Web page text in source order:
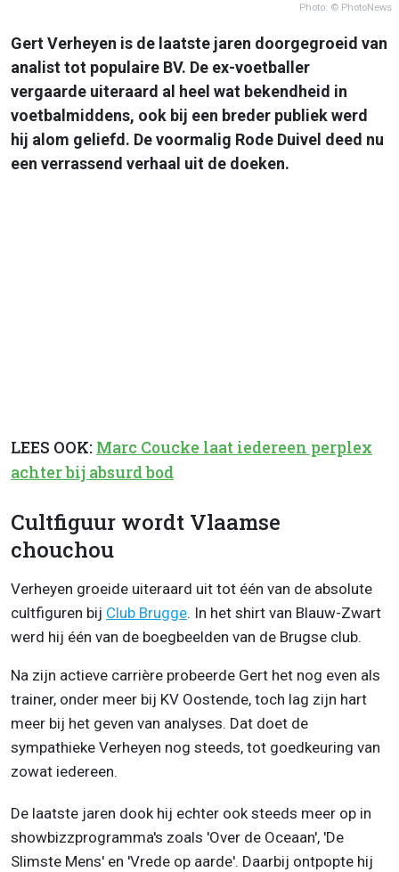
Photo: © PhotoNews
Gert Verheyen is de laatste jaren doorgegroeid van
analist tot populaire BV. De ex-voetballer
vergaarde uiteraard al heel wat bekendheid in
voetbalmiddens, ook bij een breder publiek werd
hij alom geliefd. De voormalig Rode Duivel deed nu
een verrassend verhaal uit de doeken.
LEES OOK: Marc Coucke laat iedereen perplex
achter bij absurd bod
Cultfiguur wordt Vlaamse
chouchou
Verheyen groeide uiteraard uit tot één van de absolute
cultfiguren bij Club Brugge. In het shirt van Blauw-Zwart
werd hij één van de boegbeelden van de Brugse club.
Na zijn actieve carrière probeerde Gert het nog even als
trainer, onder meer bij KV Oostende, toch lag zijn hart
meer bij het geven van analyses. Dat doet de
sympathieke Verheyen nog steeds, tot goedkeuring van
zowat iedereen.
De laatste jaren dook hij echter ook steeds meer op in
showbizzprogramma's zoals 'Over de Oceaan', 'De
Slimste Mens' en 'Vrede op aarde'. Daarbij ontpopte hij